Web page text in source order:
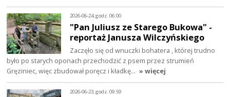
2026-06-24, godz. 06:00
"Pan Juliusz ze Starego Bukowa" -
reportaż Janusza Wilczyńskiego
Zaczęło się od wnuczki bohatera , której trudno
było po starych oponach przechodzić z psem przez strumień
Gręziniec, więc zbudował poręcz i kładkę… » więcej
2026-06-23, godz. 09:59